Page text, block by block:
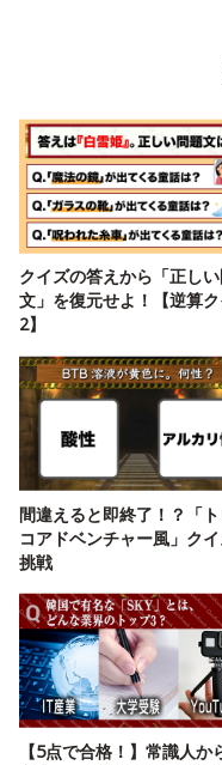
クイズの答えから「正し
文」を復元せよ！【逆算
2】
間違えると即終了！？「
コアドベンチャー風」ク
挑戦
【5点で合格！】常識人か